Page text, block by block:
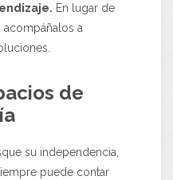
En lugar de
a
de
su independencia,
puede contar